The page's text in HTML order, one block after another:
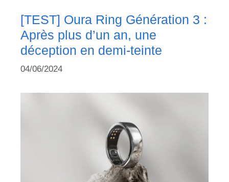
[TEST] Oura Ring Génération 3 :
Après plus d’un an, une
déception en demi-teinte
04/06/2024